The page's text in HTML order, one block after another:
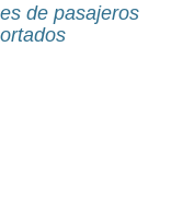
de pasajeros